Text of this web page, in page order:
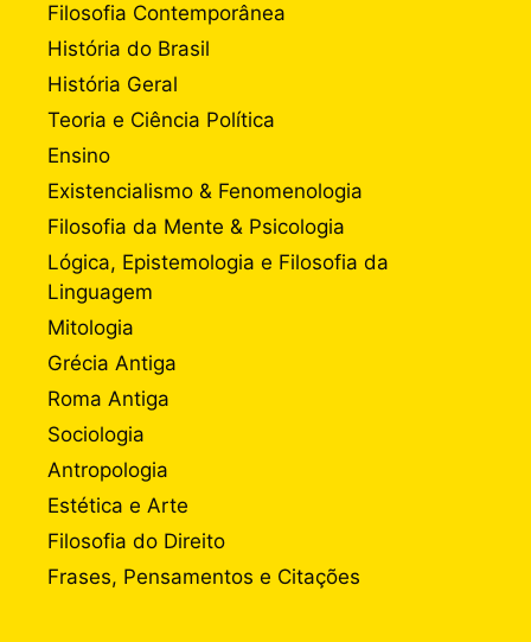
Filosofia Contemporânea
História do Brasil
História Geral
Teoria e Ciência Política
Ensino
Existencialismo & Fenomenologia
Filosofia da Mente & Psicologia
Lógica, Epistemologia e Filosofia da
Linguagem
Mitologia
Grécia Antiga
Roma Antiga
Sociologia
Antropologia
Estética e Arte
Filosofia do Direito
Frases, Pensamentos e Citações